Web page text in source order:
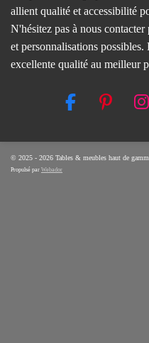
allient qualité et accessibilité
N'hésitez pas à nous
et personnalisations
excellente qualité au meilleur
F
c
e
P
n
t
I
s
t
© 2025 - 2026 Tables & meubles haut de
Propulsé par Webador